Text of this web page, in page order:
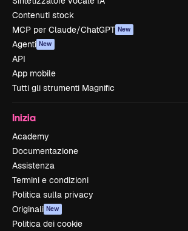
Contenuti stock
MCP per Claude/ChatGPT New
Agenti New
API
App mobile
Tutti gli strumenti Magnific
Inizia
Academy
Documentazione
Assistenza
Termini e condizioni
Politica sulla privacy
Originali New
Politica dei cookie